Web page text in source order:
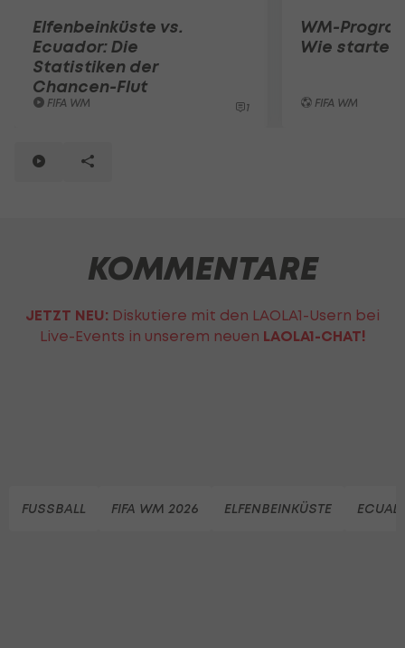
Elfenbeinküste vs.
Ecuador: Die
Statistiken der
Chancen-Flut
FIFA WM 1
WM-
Wie startet
FIFA WM
KOMMENTARE
JETZT NEU: Diskutiere mit den LAOLA1-Usern bei
Live-Events in unserem neuen LAOLA1-CHAT!
FUSSBALL FIFA WM 2026 ELFENBEINKÜSTE